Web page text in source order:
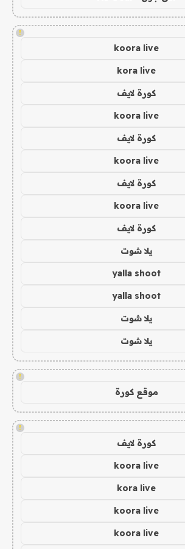
!
koora live
kora live
كورة لايف
koora live
كورة لايف
koora live
كورة لايف
koora live
كورة لايف
يلا شوت
yalla shoot
yalla shoot
يلا شوت
يلا شوت
!
موقع كورة
!
كورة لايف
koora live
kora live
koora live
koora live